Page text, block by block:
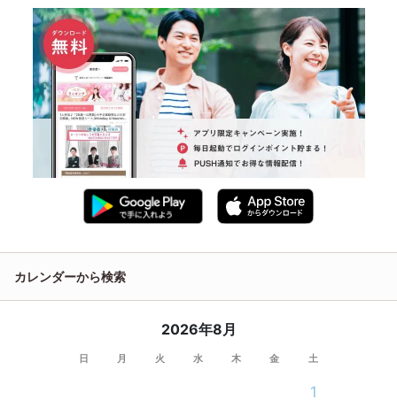
カレンダーから検索
2026年8月
日 月 火 水 木 金 土
1